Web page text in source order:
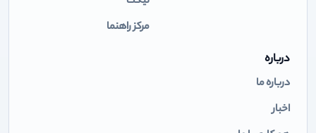
مرکز راهنما
درباره
درباره ما
اخبار